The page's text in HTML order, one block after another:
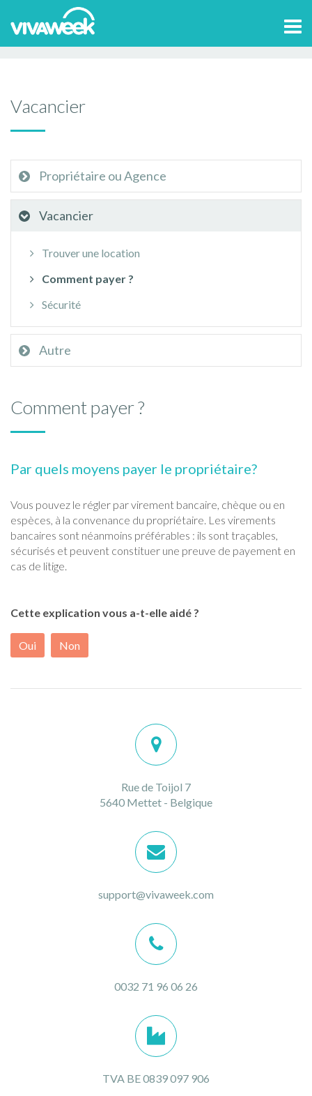
Accueil> Aide et contact
Comment payer ?
Par quels moyens payer le propriétaire?
Vacancier
Propriétaire ou Agence
Vacancier
Trouver une location
Comment payer ?
Sécurité
Autre
Comment payer ?
Par quels moyens payer le propriétaire?
Vous pouvez le régler par virement bancaire, chèque ou en
espèces, à la convenance du propriétaire. Les virements
bancaires sont néanmoins préférables : ils sont traçables,
sécurisés et peuvent constituer une preuve de payement en
cas de litige.
Cette explication vous a-t-elle aidé ?
Oui Non
Rue de Toijol 7
5640 Mettet - Belgique
support@vivaweek.com
0032 71 96 06 26
TVA BE 0839 097 906